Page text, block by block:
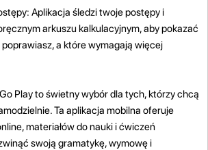
Aplikacja śledzi twoje postępy i
arkuszu kalkulacyjnym, aby pokazać
a które wymagają więcej
Play to świetny wybór dla tych, którzy chcą
Ta aplikacja mobilna oferuje
materiałów do nauki i ćwiczeń
swoją gramatykę, wymowę i